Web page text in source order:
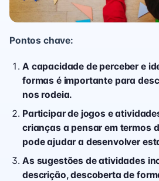
Pontos chave:
A capacidade de perceber e
formas é importante para
nos rodeia.
Participar de jogos e
crianças a pensar em termos
pode ajudar a desenvolver
As sugestões de atividades
descrição, descoberta de